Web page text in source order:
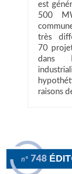
est
500
très
70
dans
raisons
n° 748